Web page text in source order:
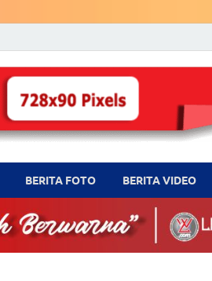
BERITA FOTO BERITA VIDEO